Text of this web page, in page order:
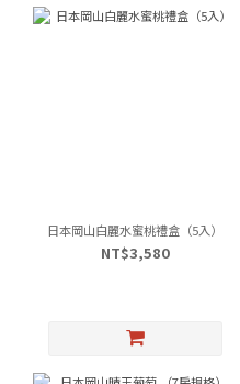
日本岡山白麗水蜜桃禮盒（5入）
NT$3,580